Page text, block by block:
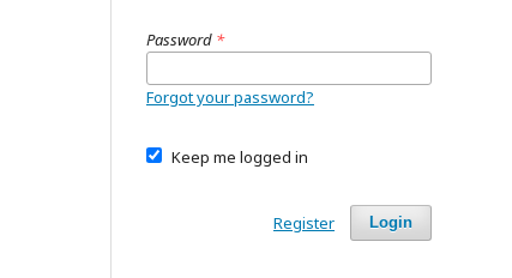
Password *
Forgot your password?
Keep me logged in
Login
Register